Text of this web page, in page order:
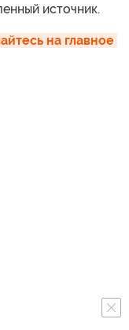
источник.
на главное